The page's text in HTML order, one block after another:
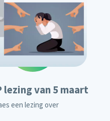
van 5 maart
een lezing over